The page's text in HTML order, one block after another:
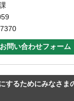
するためにみなさま